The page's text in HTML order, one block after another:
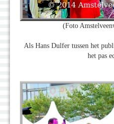
(Foto
Als Hans Dulfer tussen het
het pas